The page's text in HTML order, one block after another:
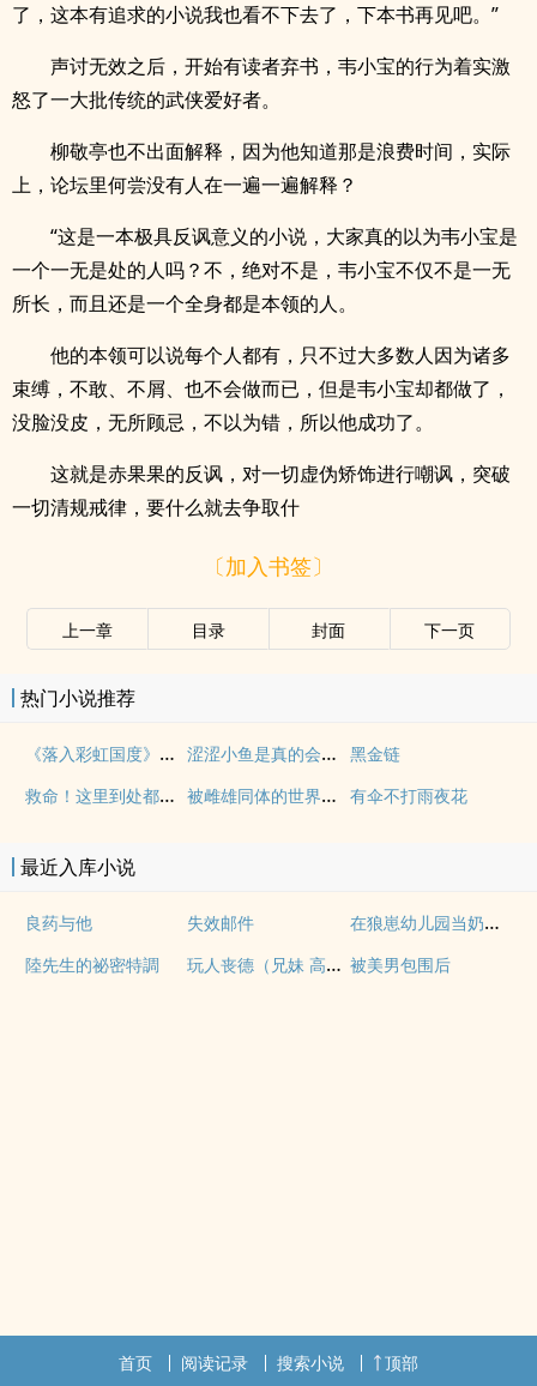
了，这本有追求的小说我也看不下去了，下本书再见吧。”
声讨无效之后，开始有读者弃书，韦小宝的行为着实激
怒了一大批传统的武侠爱好者。
柳敬亭也不出面解释，因为他知道那是浪费时间，实际
上，论坛里何尝没有人在一遍一遍解释？
“这是一本极具反讽意义的小说，大家真的以为韦小宝是
一个一无是处的人吗？不，绝对不是，韦小宝不仅不是一无
所长，而且还是一个全身都是本领的人。
他的本领可以说每个人都有，只不过大多数人因为诸多
束缚，不敢、不屑、也不会做而已，但是韦小宝却都做了，
没脸没皮，无所顾忌，不以为错，所以他成功了。
这就是赤果果的反讽，对一切虚伪矫饰进行嘲讽，突破
一切清规戒律，要什么就去争取什
〔加入书签〕
上一章 目录 封面 下一页
热门小说推荐
《落入彩虹国度》穿越+西幻+言情 涩涩小鱼是真的会被干透 黑金链
救命！这里到处都是阴暗批（西幻NPH） 被雌雄同体的世界爆炒了（玄幻nph） 有伞不打雨夜花
最近入库小说
良药与他 失效邮件 在狼崽幼儿园当奶爸的日常
陸先生的祕密特調 玩人丧德（兄妹 高H） 被美男包围后
首页 阅读记录 搜索小说 顶部